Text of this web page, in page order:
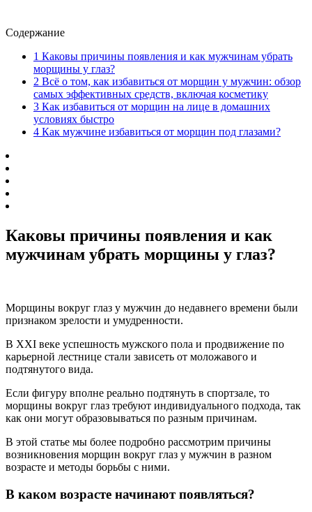
Содержание
1 Каковы причины появления и как мужчинам убрать
морщины у глаз?
2 Всё о том, как избавиться от морщин у мужчин: обзор
самых эффективных средств, включая косметику
3 Как избавиться от морщин на лице в домашних
условиях быстро
4 Как мужчине избавиться от морщин под глазами?
Каковы причины появления и как
мужчинам убрать морщины у глаз?
Морщины вокруг глаз у мужчин до недавнего времени были
признаком зрелости и умудренности.
В ХХI веке успешность мужского пола и продвижение по
карьерной лестнице стали зависеть от моложавого и
подтянутого вида.
Если фигуру вполне реально подтянуть в спортзале, то
морщины вокруг глаз требуют индивидуального подхода, так
как они могут образовываться по разным причинам.
В этой статье мы более подробно рассмотрим причины
возникновения морщин вокруг глаз у мужчин в разном
возрасте и методы борьбы с ними.
В каком возрасте начинают появляться?